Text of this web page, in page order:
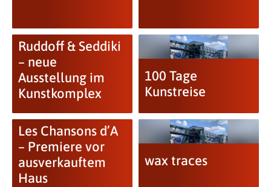
Ruddoff & Seddiki
– neue
Ausstellung im
Kunstkomplex
100 Tage
Kunstreise
Les Chansons d’A
– Premiere vor
ausverkauftem
Haus
wax traces